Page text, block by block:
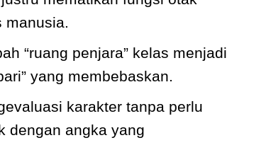
manusia.
“ruang penjara” kelas menjadi
yang membebaskan.
karakter tanpa perlu
dengan angka yang